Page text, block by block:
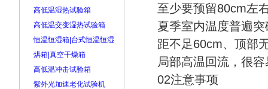
高低温湿热试验箱
高低温交变湿热试验箱
恒温恒湿箱|台式恒温恒湿
烘箱|真空干燥箱
高低温冲击试验箱
紫外光加速老化试验机
至少要预留80cm左
夏季室内温度普遍
距不足60cm、顶部
局部高温回流，很
02注意事项